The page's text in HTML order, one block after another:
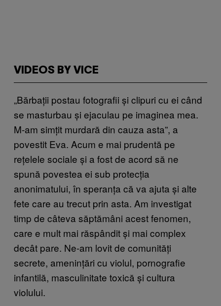
VIDEOS BY VICE
„Bărbații postau fotografii și clipuri cu ei când
se masturbau și ejaculau pe imaginea mea.
M-am simțit murdară din cauza asta”, a
povestit Eva. Acum e mai prudentă pe
rețelele sociale și a fost de acord să ne
spună povestea ei sub protecția
anonimatului, în speranța că va ajuta și alte
fete care au trecut prin asta. Am investigat
timp de câteva săptămâni acest fenomen,
care e mult mai răspândit și mai complex
decât pare. Ne-am lovit de comunități
secrete, amenințări cu violul, pornografie
infantilă, masculinitate toxică și cultura
violului.